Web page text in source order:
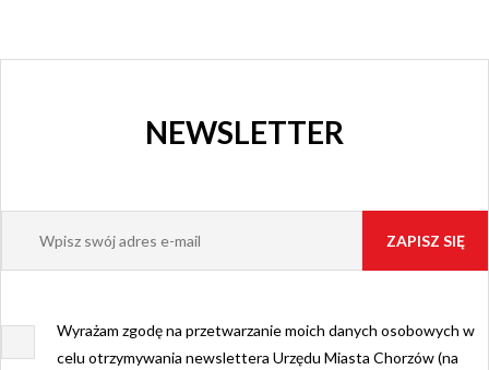
NEWSLETTER
Wyrażam zgodę na przetwarzanie moich danych osobowych w
celu otrzymywania newslettera Urzędu Miasta Chorzów (na